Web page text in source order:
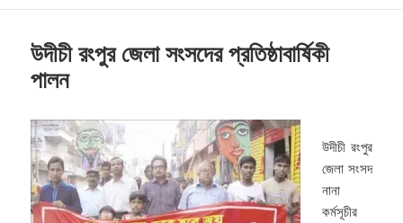
উদীচী রংপুর জেলা সংসদের প্রতিষ্ঠাবার্ষিকী
পালন
উদীচী রংপুর
জেলা সংসদ
নানা
কর্মসূচীর